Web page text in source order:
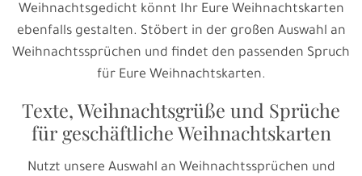
Weihnachtsgedicht könnt Ihr Eure Weihnachtskarten
ebenfalls gestalten. Stöbert in der großen Auswahl an
Weihnachtssprüchen und findet den passenden Spruch
für Eure Weihnachtskarten.
Texte, Weihnachtsgrüße und Sprüche
für geschäftliche Weihnachtskarten
Nutzt unsere Auswahl an Weihnachtssprüchen und